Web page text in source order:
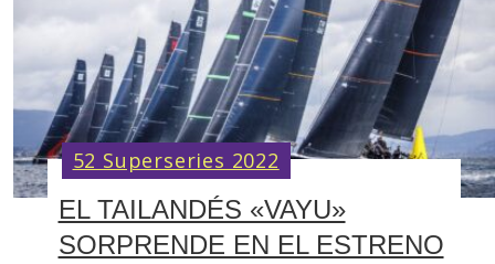
EL TAILANDÉS «VAYU»
SORPRENDE EN EL ESTRENO
52 Superseries 2022